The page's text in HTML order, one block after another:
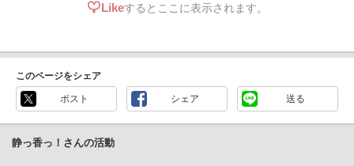
Likeするとここに表示されます。
このページをシェア
ポスト シェア 送る
静っ香っ！さんの活動